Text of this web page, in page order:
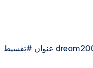
#dream2000 #dream 2000 store #dream2000store #فروع دريم 2000 #dream2000 عنوان #تقسيط